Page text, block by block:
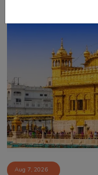
Aug 7, 2026